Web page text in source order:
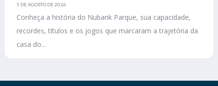
5 DE AGOSTO DE 2026
Conheça a história do Nubank Parque, sua capacidade,
recordes, títulos e os jogos que marcaram a trajetória da
casa do...